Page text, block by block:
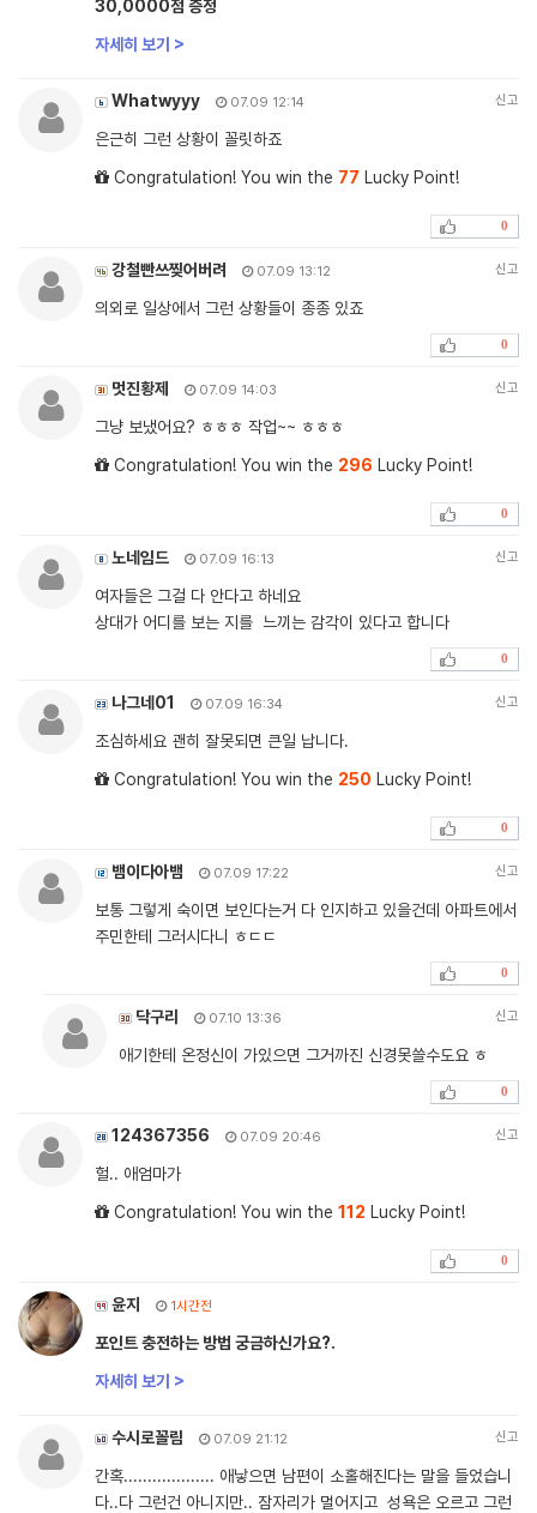
30,0000점 증정
자세히 보기 >
Whatwyyy 07.09 12:14 신고
은근히 그런 상황이 꼴릿하죠
Congratulation! You win the 77 Lucky Point!
0
강철빤쓰찢어버려 07.09 13:12 신고
의외로 일상에서 그런 상황들이 종종 있죠
0
멋진황제 07.09 14:03 신고
그냥 보냈어요? ㅎㅎㅎ 작업~~ ㅎㅎㅎ
Congratulation! You win the 296 Lucky Point!
0
노네임드 07.09 16:13 신고
여자들은 그걸 다 안다고 하네요
상대가 어디를 보는 지를 느끼는 감각이 있다고 합니다
0
나그네01 07.09 16:34 신고
조심하세요 괜히 잘못되면 큰일 납니다.
Congratulation! You win the 250 Lucky Point!
0
뱀이다아뱀 07.09 17:22 신고
보통 그렇게 숙이면 보인다는거 다 인지하고 있을건데 아파트에서
주민한테 그러시다니 ㅎㄷㄷ
0
닥구리 07.10 13:36 신고
애기한테 온정신이 가있으면 그거까진 신경못쓸수도요 ㅎ
0
124367356 07.09 20:46 신고
헐.. 애엄마가
Congratulation! You win the 112 Lucky Point!
0
윤지 1시간전
포인트 충전하는 방법 궁금하신가요?.
자세히 보기 >
수시로꼴림 07.09 21:12 신고
간혹................... 애낳으면 남편이 소홀해진다는 말을 들었습니
다..다 그런건 아니지만.. 잠자리가 멀어지고 성욕은 오르고 그런